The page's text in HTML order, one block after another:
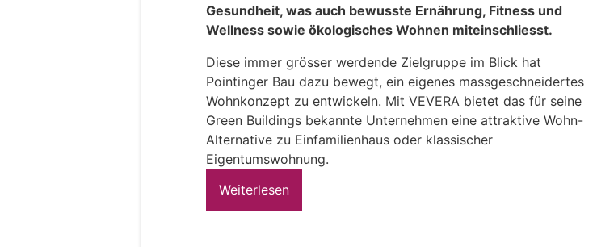
Gesundheit, was auch bewusste Ernährung, Fitness und
Wellness sowie ökologisches Wohnen miteinschliesst.
Diese immer grösser werdende Zielgruppe im Blick hat
Pointinger Bau dazu bewegt, ein eigenes massgeschneidertes
Wohnkonzept zu entwickeln. Mit VEVERA bietet das für seine
Green Buildings bekannte Unternehmen eine attraktive Wohn-
Alternative zu Einfamilienhaus oder klassischer
Eigentumswohnung.
Weiterlesen